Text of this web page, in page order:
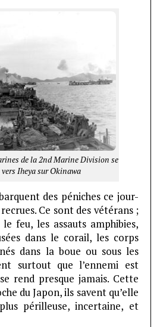
de la 2nd Marine Division se
Iheya sur Okinawa
des péniches ce jour-
Ce sont des vétérans ;
feu, les assauts amphibies,
dans le corail, les corps
dans la boue ou sous les
surtout que l’ennemi est
rend presque jamais. Cette
du Japon, ils savent qu’elle
périlleuse, incertaine, et